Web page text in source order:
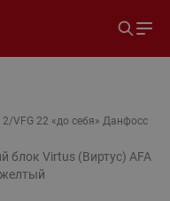
2/VFG 22 «до себя» Данфосс
блок Virtus (Виртус) AFA
желтый